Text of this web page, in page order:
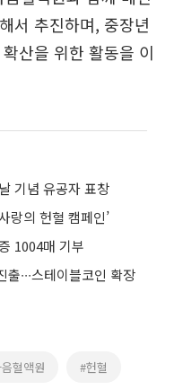
서 추진하며, 중장년
산을 위한 활동을 이
기념 유공자 표창
랑의 헌혈 캠페인’
1004매 기부
∙∙∙스테이블코인 확장
혈액원 #헌혈